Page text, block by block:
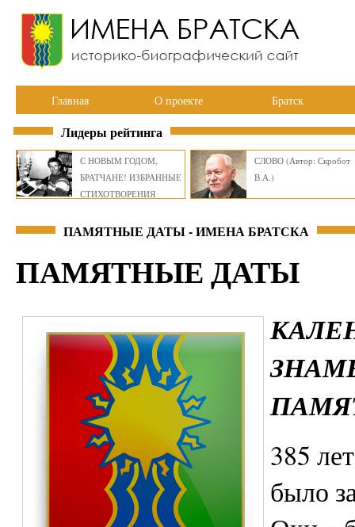
Главная О проекте Братск
Лидеры рейтинга
С НОВЫМ ГОДОМ,
БРАТЧАНЕ! ИЗБРАННЫЕ
СТИХОТВОРЕНИЯ
СЛОВО (Автор: Скробот
В.А.)
ПАМЯТНЫЕ ДАТЫ - ИМЕНА БРАТСКА
ПАМЯТНЫЕ ДАТЫ
385
было